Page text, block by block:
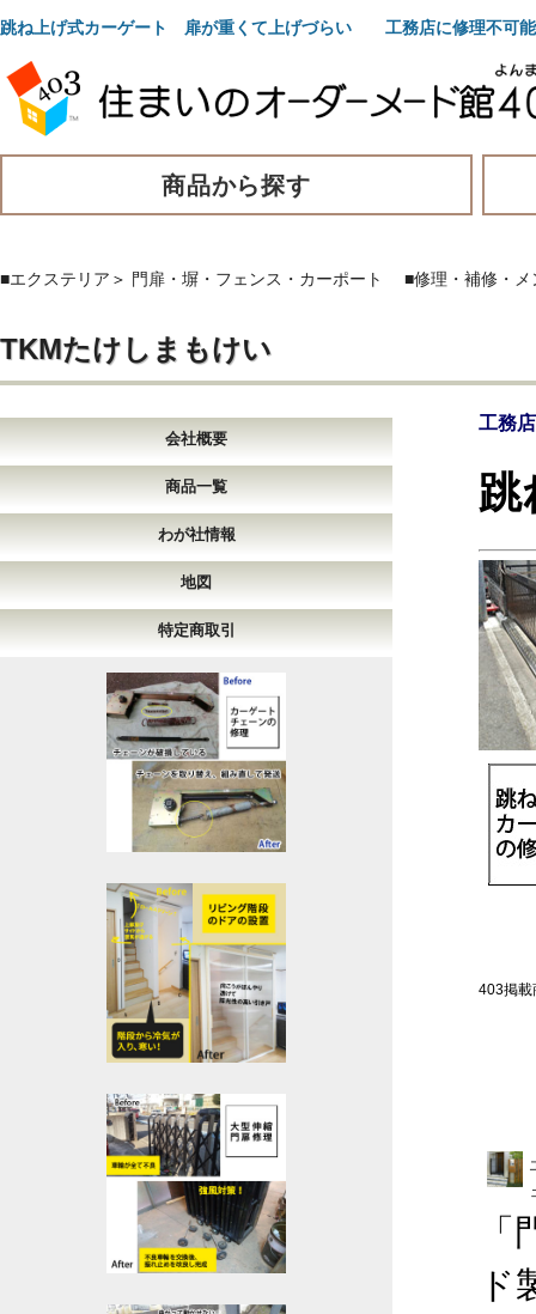
跳ね上げ式カーゲート 扉が重くて上げづらい 工務店に修理不可能
商品から探す
■エクステリア ＞ 門扉・塀・フェンス・カーポート ■修理・補修・メ
TKMたけしまもけい
会社概要
商品一覧
わが社情報
地図
特定商取引
工務
跳
403掲載
ド